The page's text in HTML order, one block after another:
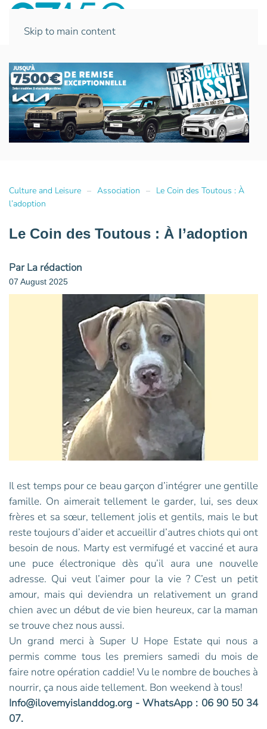
Skip to main content
Culture and Leisure Association
Le Coin des Toutous : À
l’adoption
Le Coin des Toutous : À l’adoption
Par La rédaction
07 August 2025
Il est temps pour ce beau garçon d’intégrer une gentille
famille. On aimerait tellement le garder, lui, ses deux
frères et sa sœur, tellement jolis et gentils, mais le but
reste toujours d’aider et accueillir d’autres chiots qui ont
besoin de nous. Marty est vermifugé et vacciné et aura
une puce électronique dès qu’il aura une nouvelle
adresse. Qui veut l’aimer pour la vie ? C’est un petit
amour, mais qui deviendra un relativement un grand
chien avec un début de vie bien heureux, car la maman
se trouve chez nous aussi.
Un grand merci à Super U Hope Estate qui nous a
permis comme tous les premiers samedi du mois de
faire notre opération caddie! Vu le nombre de bouches à
nourrir, ça nous aide tellement. Bon weekend à tous!
Info@ilovemyislanddog.org - WhatsApp : 06 90 50 34
07.